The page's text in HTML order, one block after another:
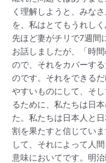
く理解しようと、みな
を、私はとてもうれしく
先ほど妻がチリで7週間
お話しましたが、「時
ので、それをカバーす
のです。それをできる
やすいものにして、そ
るために、私たちは日
た。私たちは日本人と
割を果たすと信じてい
して、それによって人
意味においてです。明